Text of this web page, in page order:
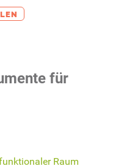
für
Raum